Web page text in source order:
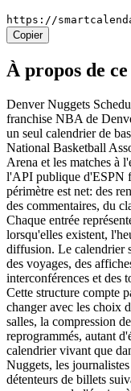
https://
Copier
À propos de
Denver Nuggets
franchise NBA de
un seul calendrier de
National Basketball
Arena et les matches à
l'API publique d'ESPN
périmètre est net: des
des commentaires, du
Chaque entrée
lorsqu'elles existent,
diffusion. Le calendrier
des voyages, des
interconférences et des
Cette structure compte
changer avec les choix
salles, la compression
reprogrammés, autant
calendrier vivant que
Nuggets, les
détenteurs de billets